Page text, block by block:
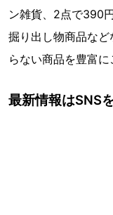
ン雑貨、2点で390
掘り出し物商品な
らない商品を豊富に
最新情報はSNS